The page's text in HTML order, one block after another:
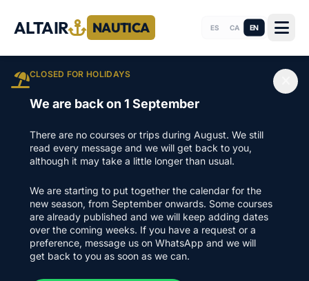
ALTAIR NAUTICA ES CA EN
CLOSED FOR HOLIDAYS
We are back on 1 September
There are no courses or trips during August. We still
read every message and we will get back to you,
although it may take a little longer than usual.
We are starting to put together the calendar for the
new season, from September onwards. Some courses
are already published and we will keep adding dates
over the coming weeks. If you have a request or a
preference, message us on WhatsApp and we will
get back to you as soon as we can.